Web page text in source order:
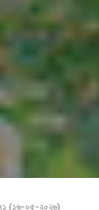
(১৬-০৫-২০২৬)